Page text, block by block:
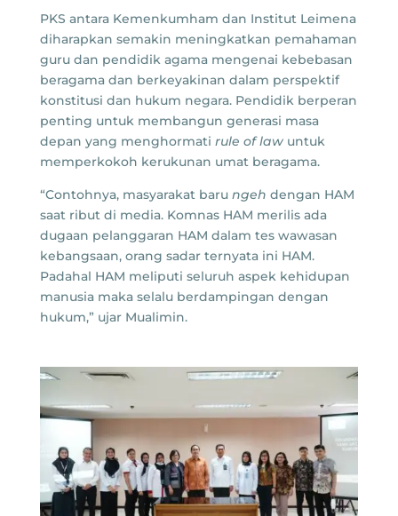
PKS antara Kemenkumham dan Institut Leimena
diharapkan semakin meningkatkan pemahaman
guru dan pendidik agama mengenai kebebasan
beragama dan berkeyakinan dalam perspektif
konstitusi dan hukum negara. Pendidik berperan
penting untuk membangun generasi masa
depan yang menghormati rule of lawuntuk
memperkokoh kerukunan umat beragama.
“Contohnya, masyarakat baru ngeh dengan HAM
saat ribut di media. Komnas HAM merilis ada
dugaan pelanggaran HAM dalam tes wawasan
kebangsaan, orang sadar ternyata ini HAM.
Padahal HAM meliputi seluruh aspek kehidupan
manusia maka selalu berdampingan dengan
hukum,” ujar Mualimin.